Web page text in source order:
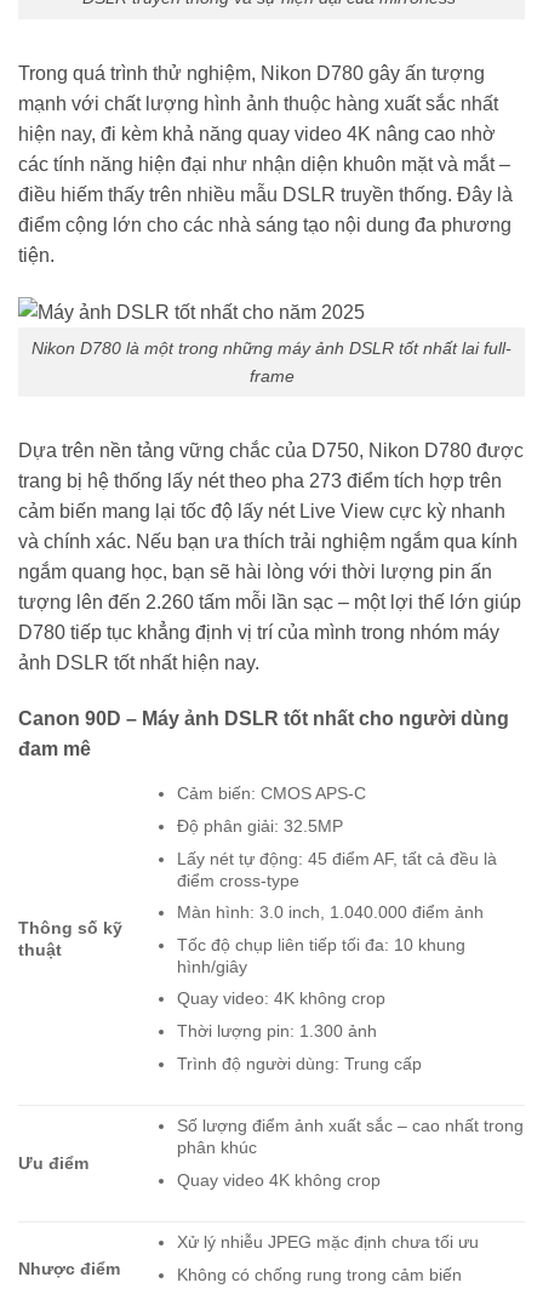
Trong quá trình thử nghiệm, Nikon D780 gây ấn tượng
mạnh với chất lượng hình ảnh thuộc hàng xuất sắc nhất
hiện nay, đi kèm khả năng quay video 4K nâng cao nhờ
các tính năng hiện đại như nhận diện khuôn mặt và mắt –
điều hiếm thấy trên nhiều mẫu DSLR truyền thống. Đây là
điểm cộng lớn cho các nhà sáng tạo nội dung đa phương
tiện.
Nikon D780 là một trong những máy ảnh DSLR tốt nhất lai full-
frame
Dựa trên nền tảng vững chắc của D750, Nikon D780 được
trang bị hệ thống lấy nét theo pha 273 điểm tích hợp trên
cảm biến mang lại tốc độ lấy nét Live View cực kỳ nhanh
và chính xác. Nếu bạn ưa thích trải nghiệm ngắm qua kính
ngắm quang học, bạn sẽ hài lòng với thời lượng pin ấn
tượng lên đến 2.260 tấm mỗi lần sạc – một lợi thế lớn giúp
D780 tiếp tục khẳng định vị trí của mình trong nhóm máy
ảnh DSLR tốt nhất hiện nay.
Canon 90D – Máy ảnh DSLR tốt nhất cho người dùng
đam mê
Thông số kỹ
thuật
Cảm biến: CMOS APS-C
Độ phân giải: 32.5MP
Lấy nét tự động: 45 điểm AF, tất cả đều là
điểm cross-type
Màn hình: 3.0 inch, 1.040.000 điểm ảnh
Tốc độ chụp liên tiếp tối đa: 10 khung
hình/giây
Quay video: 4K không crop
Thời lượng pin: 1.300 ảnh
Trình độ người dùng: Trung cấp
Ưu điểm
Số lượng điểm ảnh xuất sắc – cao nhất trong
phân khúc
Quay video 4K không crop
Nhược điểm
Xử lý nhiễu JPEG mặc định chưa tối ưu
Không có chống rung trong cảm biến